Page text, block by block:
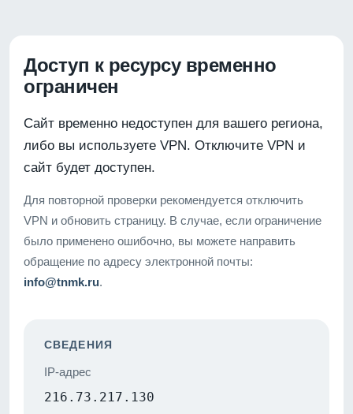
Доступ к ресурсу временно
ограничен
Сайт временно недоступен для вашего региона,
либо вы используете VPN. Отключите VPN и
сайт будет доступен.
Для повторной проверки рекомендуется отключить
VPN и обновить страницу. В случае, если ограничение
было применено ошибочно, вы можете направить
обращение по адресу электронной почты:
info@tnmk.ru.
СВЕДЕНИЯ
IP-адрес
216.73.217.130